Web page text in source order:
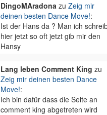
DingoMAradonazu Zeig mir
deinen besten Dance Move!:
Ist der Hans da ? Man ich
hier jetzt so oft jetzt gib mir den
Hansy
Lang leben Comment King zu
Zeig mir deinen besten Dance
Move!:
Ich bin dafür dass die Seite an
comment king abgetreten wird